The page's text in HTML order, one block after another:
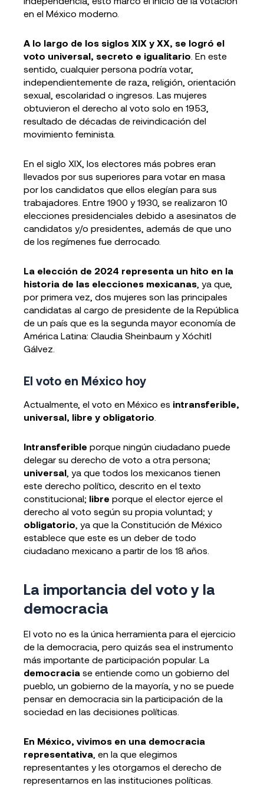
en el México moderno.
A lo largo de los siglos XIX y XX, se logró el
voto universal, secreto e igualitario . En este
sentido, cualquier persona podría votar,
independientemente de raza, religión, orientación
sexual, escolaridad o ingresos. Las mujeres
obtuvieron el derecho al voto solo en 1953,
resultado de décadas de reivindicación del
movimiento feminista.
En el siglo XIX, los electores más pobres eran
llevados por sus superiores para votar en masa
por los candidatos que ellos elegían para sus
trabajadores. Entre 1900 y 1930, se realizaron 10
elecciones presidenciales debido a asesinatos de
candidatos y/o presidentes, además de que uno
de los regímenes fue derrocado.
La elección de 2024 representa un hito en la
historia de las elecciones mexicanas , ya que,
por primera vez, dos mujeres son las principales
candidatas al cargo de presidente de la República
de un país que es la segunda mayor economía de
América Latina: Claudia Sheinbaum y Xóchitl
Gálvez.
El voto en México hoy
Actualmente, el voto en México es intransferible,
universal, libre y obligatorio
Intransferible porque ningún ciudadano puede
delegar su derecho de voto a otra persona;
universal , ya que todos los mexicanos tienen
este derecho político, descrito en el texto
constitucional; libre porque el elector ejerce el
derecho al voto según su propia voluntad; y
obligatorio , ya que la Constitución de México
establece que este es un deber de todo
ciudadano mexicano a partir de los 18 años.
La importancia del voto y la
democracia
El voto no es la única herramienta para el ejercicio
de la democracia, pero quizás sea el instrumento
más importante de participación popular. La
democracia se entiende como un gobierno del
pueblo, un gobierno de la mayoría, y no se puede
pensar en democracia sin la participación de la
sociedad en las decisiones políticas.
En México, vivimos en una democracia
representativa , en la que elegimos
representantes y les otorgamos el derecho de
representarnos en las instituciones políticas.